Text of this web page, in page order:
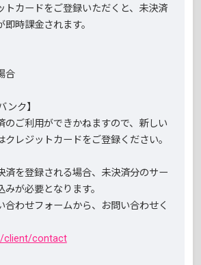
カードをご登録いただくと、未決済
時課金されます。
合
ンク】
ご利用ができかねますので、新しい
クレジットカードをご登録ください。
を登録される場合、未決済分のサー
みが必要となります。
わせフォームから、お問い合わせく
client/contact